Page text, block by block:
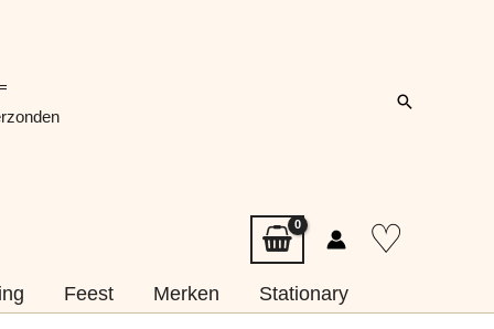
Zoeken
♡
Feest Merken
Stationary